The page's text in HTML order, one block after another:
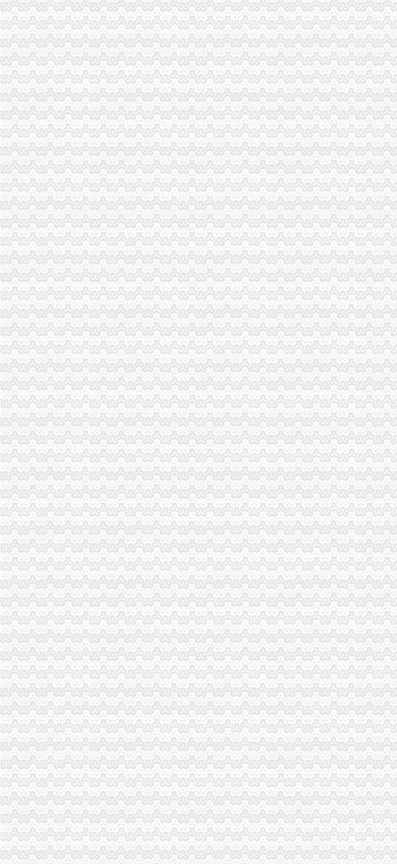
南京“一元公司”半年仅成立7家淘宝开店科技创业偏多_国内经济_好
一元钱可以注册公司么？怎么注册？-北京便民网
广州一元谷健康养生科技有限公司招聘官网-泰谿招聘
尚未出现“零付”和“一元公司”-房产频道-和讯网
“一元钱办公司”甘肃降低创业门槛举措尚无人试水--甘肃频道--人民网
东莞暂无“一元公司”_新闻中心_东莞光网
湖北一元有限公司
一元生健康管理服务有限公司页
创业失败一元钱卖公司-西部数码站长资讯中心
一元钱注册公司的方法什么是一元钱注册_开店指南_创业社区-商界招
一元区厂家_一元区厂家/公司/一元区供应商-阿里巴巴公司页
深圳市一元淘网络科技有限公司泉州分公司招聘信息_电话_地址-智联
在呼市一元注册公司靠谱吗？-行业资讯-行业资讯-内蒙古立业会计
深圳市一元科技股份有限公司网站_阿里巴巴旺铺
青岛天海一元投资有限公司市南分公司2017新招聘信息_电话_地址-
“一元公司”引发云南民间创业热潮企业注册量猛增-云南网络广播电
【1956年一元】-1956年一元价格|批发-1956年一元公司-页88网
深圳市一元科技股份有限公司采购文员工资待遇（共1人分享）-职业圈
《央视财经评论》一元钱办公司你动心了吗?_经济_央
注册资本登记制度：江苏＂一元公司＂仅有一家——江苏新闻网
【1953年一元】-1953年一元价格|批发-1953年一元公司-页88网
深圳市一元科技股份有限公司|深圳市一元科技股份有限公司网站
河源未发现“一元公司”_要闻_南方网
成都诞生个“一元注册”公司-市场-成都乐居网
深圳市天一元企业管理咨询有限公司
北京注册资本登记改革月现两家“一元公司”-时代财经-北方网
一元钱注册一家公司有可能吗？-创业知识-创业第一步网
成都一元公司注册成功顺利拿到营业执照_本网原创_四川新闻_四川在线
我省“一元公司”4个月增至91家_第A05版：广东_2014-08-16_南方
工商登记改革三天成都三企业来开“1元公司”
一元旅游有限公司
广州一元淘多宝科技股份有限公司|广州一元淘多宝科技股份有限公司网
上海一元注册公司未出现-手机新浪网
浅析我国“一元公司”的发展前景
一元开公司”,还需“零骚扰”_苍溪吧_百度贴吧
＂一元注册企业＂不等于＂一元注册公司＂-金黔在线,政策法规-财经
上海北青信息科技有限公司-一元游,一元购,
一元淘多宝|广州一元淘多宝科技股份有限公司-页
尚未出现“零付”和“一元公司”_网易北京房产频道
“一元公司”未在宁波出现领营业执照手续省许多_民生频道_长城网
一元购公司：哪里能买到高效红米
一新三板公司控股股东1元狂甩公司股票_财经_中国网
晓峰一元公司
一元公司出现注册资金认缴额高公司不好过-新闻频道-华商网
从一元公司看出资、信息申报规范问题-朱觉明律师文集